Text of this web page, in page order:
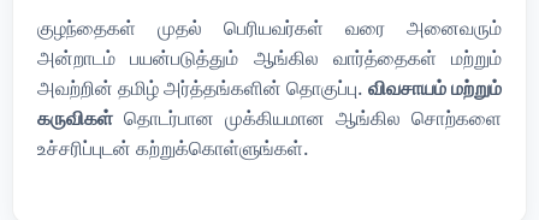
குழந்தைகள் முதல் பெரியவர்கள் வரை அனைவரும்
அன்றாடம் பயன்படுத்தும் ஆங்கில வார்த்தைகள் மற்றும்
அவற்றின் தமிழ் அர்த்தங்களின் தொகுப்பு. விவசாயம் மற்றும்
கருவிகள் தொடர்பான முக்கியமான ஆங்கில சொற்களை
உச்சரிப்புடன் கற்றுக்கொள்ளுங்கள்.